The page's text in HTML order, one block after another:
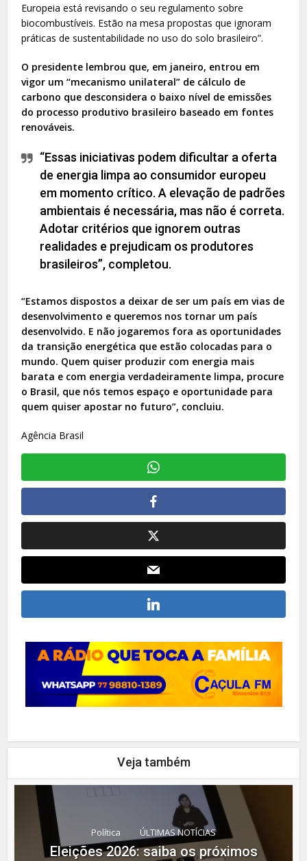
Europeia está revisando o seu regulamento sobre
biocombustíveis. Estão na mesa propostas que ignoram
práticas de sustentabilidade no uso do solo brasileiro”.
O presidente lembrou que, em janeiro, entrou em
vigor um “mecanismo unilateral” de cálculo de
carbono que desconsidera o baixo nível de emissões
do processo produtivo brasileiro baseado em fontes
renováveis.
“Essas iniciativas podem dificultar a oferta
de energia limpa ao consumidor europeu
em momento crítico. A elevação de padrões
ambientais é necessária, mas não é correta.
Adotar critérios que ignorem outras
realidades e prejudicam os produtores
brasileiros”, completou.
“Estamos dispostos a deixar de ser um país em vias de
desenvolvimento e queremos nos tornar um país
desenvolvido. E não jogaremos fora as oportunidades
da transição energética que estão colocadas para o
mundo. Quem quiser produzir com energia mais
barata e com energia verdadeiramente limpa, procure
o Brasil, que nós temos espaço e oportunidade para
quem quiser apostar no futuro”, concluiu.
Agência Brasil
Veja também
Política ÚLTIMAS NOTÍCIAS
Eleições 2026: saiba os próximos